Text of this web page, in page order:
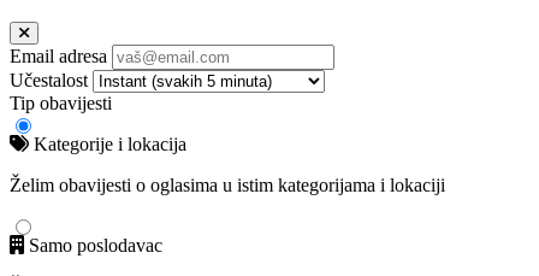
Email adresa
Učestalost
Tip obavijesti
Kategorije i lokacija
Želim obavijesti o oglasima u istim kategorijama i lokaciji
Samo poslodavac